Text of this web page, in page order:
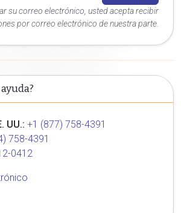
su correo electrónico, usted acepta recibir
por correo electrónico de nuestra parte.
UU.: +1 (877) 758-4391
758-4391
0412